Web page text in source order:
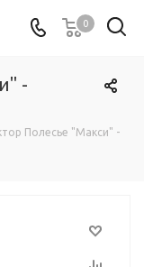
0
-
Полесье "Макси" -